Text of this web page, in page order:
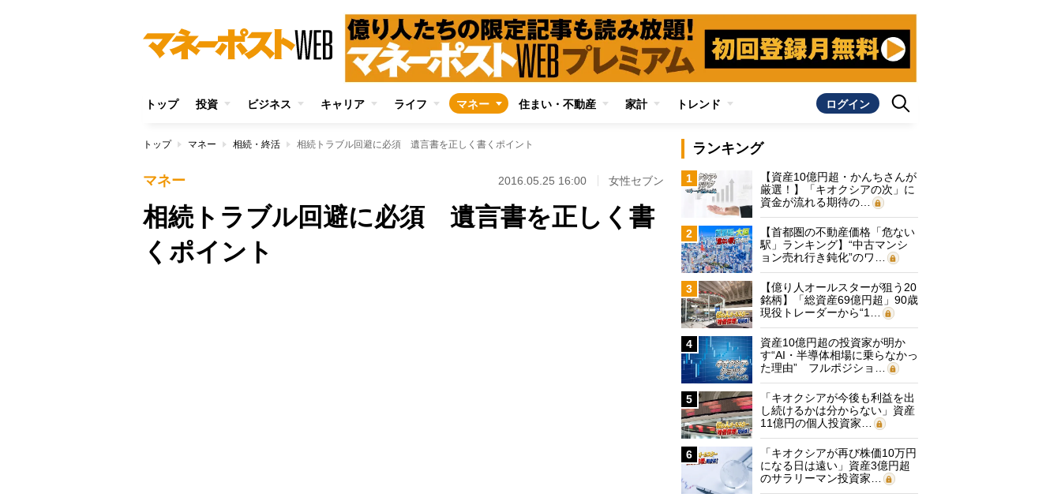
トップ 投資 ビジネス キャリア ライフ マネー 住まい・不動産 家計 トレンド ログイン
トップ マネー 相続・終活 相続トラブル回避に必須 遺言書を正しく書くポイント
マネー 2016.05.25 16:00 女性セブン
相続トラブル回避に必須 遺言書を正しく書
くポイント
ランキング
1
【資産10億円超・かんちさんが
厳選！】「キオクシアの次」に
資金が流れる期待の…
2
【首都圏の不動産価格「危ない
駅」ランキング】“中古マンシ
ョン売れ行き鈍化”のワ…
3
【億り人オールスターが狙う20
銘柄】「総資産69億円超」90歳
現役トレーダーから“1…
4
資産10億円超の投資家が明か
す“AI・半導体相場に乗らなかっ
た理由” フルポジショ…
5
「キオクシアが今後も利益を出
し続けるかは分からない」資産
11億円の個人投資家…
6
「キオクシアが再び株価10万円
になる日は遠い」資産3億円超
のサラリーマン投資家…